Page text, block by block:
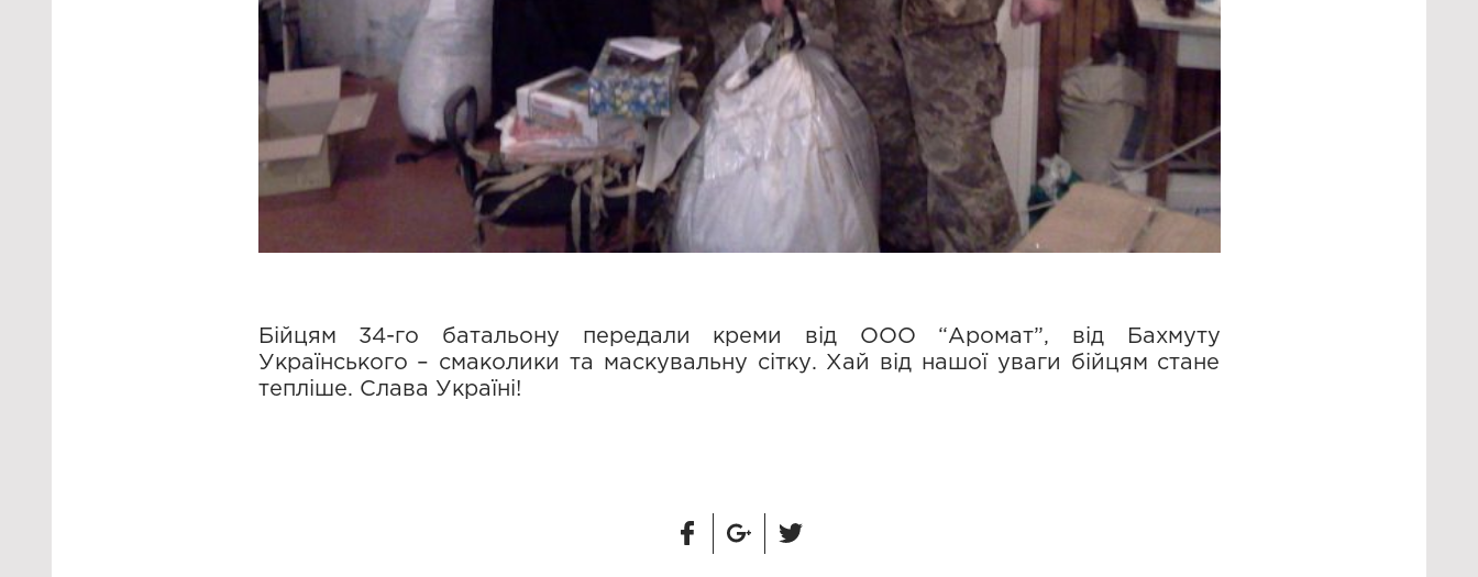
Бійцям 34-го батальону передали креми від ООО “Аромат”, від Бахмуту
Українського – смаколики та маскувальну сітку. Хай від нашої уваги бійцям стане
тепліше. Слава Україні!